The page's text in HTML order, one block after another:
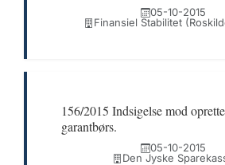
05-10-2015
Finansiel Stabilitet
156/2015 Indsigelse mod
garantbørs.
05-10-2015
Den Jyske